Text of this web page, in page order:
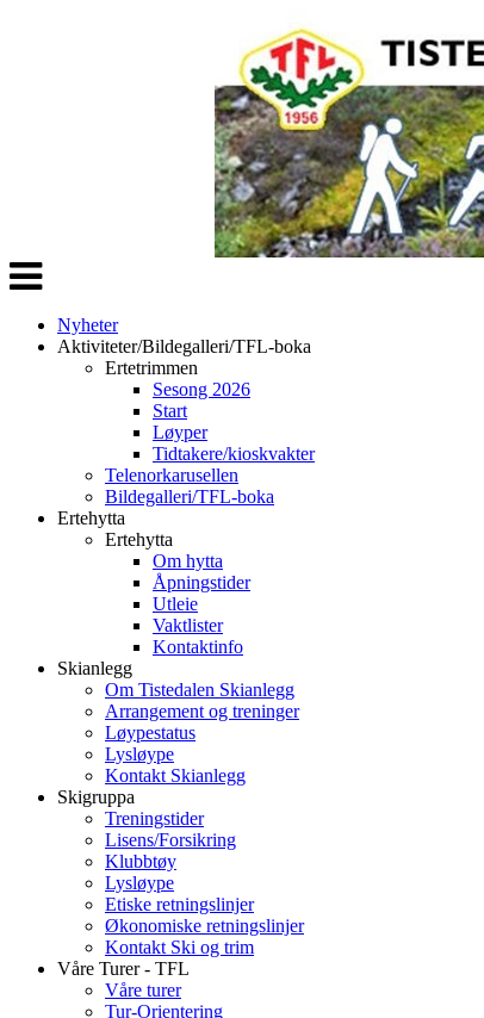
Veksle
navigasjon
Nyheter
Aktiviteter/Bildegalleri/TFL-boka
Ertetrimmen
Sesong 2026
Start
Løyper
Tidtakere/kioskvakter
Telenorkarusellen
Bildegalleri/TFL-boka
Ertehytta
Ertehytta
Om hytta
Åpningstider
Utleie
Vaktlister
Kontaktinfo
Skianlegg
Om Tistedalen Skianlegg
Arrangement og treninger
Løypestatus
Lysløype
Kontakt Skianlegg
Skigruppa
Treningstider
Lisens/Forsikring
Klubbtøy
Lysløype
Etiske retningslinjer
Økonomiske retningslinjer
Kontakt Ski og trim
Våre Turer - TFL
Våre turer
Tur-Orientering